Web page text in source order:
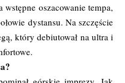
oszacowanie tempa,
dystansu. Na szczęście
który debiutował na ultra i